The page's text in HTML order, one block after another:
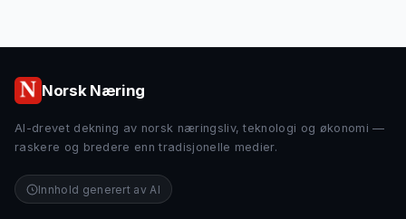
Norsk Næring
AI-drevet dekning av norsk næringsliv, teknologi og økonomi —
raskere og bredere enn tradisjonelle medier.
Innhold generert av AI